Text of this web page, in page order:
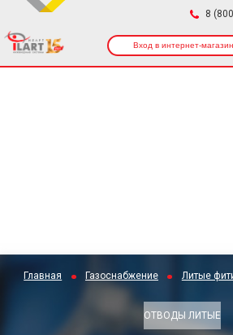
8
Вход в интернет-магазин
Главная Газоснабжение Литые
ОТВОДЫ ЛИТЫЕ